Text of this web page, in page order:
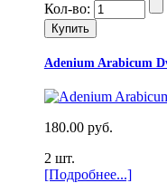
Кол-во:
Adenium Arabicum
180.00 руб.
2 шт.
[Подробнее...]